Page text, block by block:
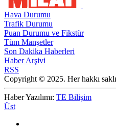
Hava Durumu
Trafik Durumu
Puan Durumu ve Fikstür
Tüm Manşetler
Son Dakika Haberleri
Haber Arşivi
RSS
Copyright © 2025. Her hakkı
Haber Yazılımı: TE Bilişim
Üst